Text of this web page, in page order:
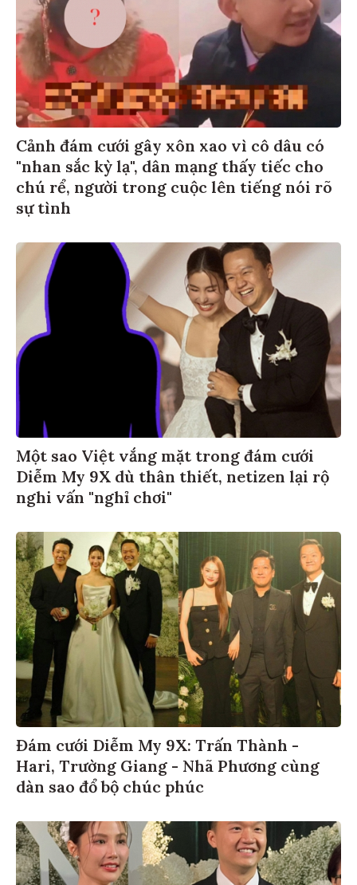
Cảnh đám cưới gây xôn xao vì cô dâu có
"nhan sắc kỳ lạ", dân mạng thấy tiếc cho
chú rể, người trong cuộc lên tiếng nói rõ
sự tình
Một sao Việt vắng mặt trong đám cưới
Diễm My 9X dù thân thiết, netizen lại rộ
nghi vấn "nghỉ chơi"
Đám cưới Diễm My 9X: Trấn Thành -
Hari, Trường Giang - Nhã Phương cùng
dàn sao đổ bộ chúc phúc